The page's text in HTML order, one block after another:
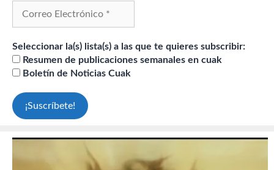
Seleccionar la(s) lista(s) a las que te quieres subscribir:
Resumen de publicaciones semanales en cuak
Boletín de Noticias Cuak